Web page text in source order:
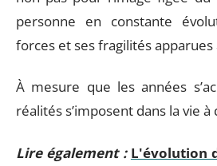
personne en constante
forces et ses fragilités
À mesure que les années
réalités s’imposent dans la vie à
Lire également : L'évolution